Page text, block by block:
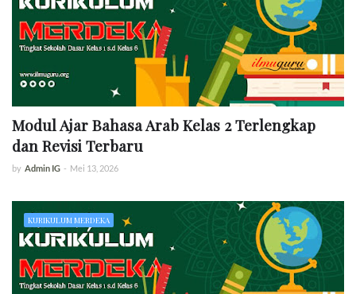
Modul Ajar Bahasa Arab Kelas 2 Terlengkap
dan Revisi Terbaru
by Admin IG - Mei 13, 2026
KURIKULUM MERDEKA